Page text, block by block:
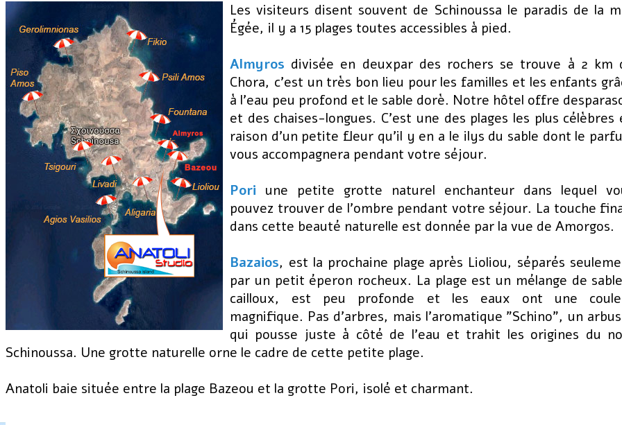
Les visiteurs disent souvent de Schinoussa le paradis de la
Égée, il y a 15 plages toutes accessibles à pied.
Almyros divisée en deuxpar des rochers se trouve à 2 km
Chora, c'est un très bon lieu pour les familles et les enfants
à l'eau peu profond et le sable dorè. Notre hôtel offre
et des chaises-longues. C'est une des plages les plus célèbres
raison d'un petite fleur qu'il y en a le ilys du sable dont le
vous accompagnera pendant votre séjour.
Pori une petite grotte naturel enchanteur dans lequel
pouvez trouver de l'ombre pendant votre séjour. La touche
dans cette beauté naturelle est donnée par la vue de Amorgos.
Bazaios, est la prochaine plage après Lioliou, séparés
par un petit éperon rocheux. La plage est un mélange de
cailloux, est peu profonde et les eaux ont une
magnifique. Pas d'arbres, mais l'aromatique "Schino", un
qui pousse juste à côté de l'eau et trahit les origines du
Schinoussa. Une grotte naturelle orne le cadre de cette petite plage.
Anatoli baie située entre la plage Bazeou et la grotte Pori, isolé et charmant.